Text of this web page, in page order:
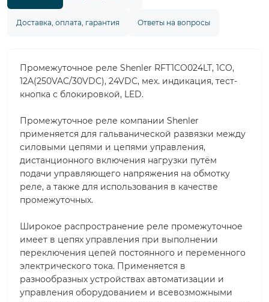
Доставка, оплата, гарантия Ответы на вопросы
Промежуточное реле Shenler RFT1CO024LT, 1CO,
12A(250VAC/30VDC), 24VDC, мех. индикация, тест-
кнопка с блокировкой, LED.
Промежуточное реле компании Shenler
применяется для гальванической развязки между
силовыми цепями и цепями управления,
дистанционного включения нагрузки путём
подачи управляющего напряжения на обмотку
реле, а также для использования в качестве
промежуточных.
Широкое распространение реле промежуточное
имеет в цепях управления при выполнении
переключения цепей постоянного и переменного
электрического тока. Применяется в
разнообразных устройствах автоматизации и
управления оборудованием и всевозможными